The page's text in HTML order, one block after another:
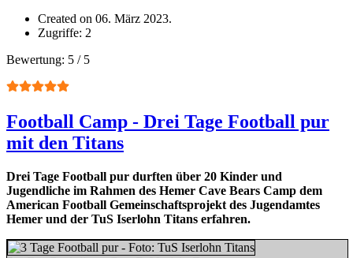
Created on 06. März 2023.
Zugriffe: 2
Bewertung: 5 / 5
Football Camp - Drei Tage Football pur
mit den Titans
Drei Tage Football pur durften über 20 Kinder und
Jugendliche im Rahmen des Hemer Cave Bears Camp dem
American Football Gemeinschaftsprojekt des Jugendamtes
Hemer und der TuS Iserlohn Titans erfahren.